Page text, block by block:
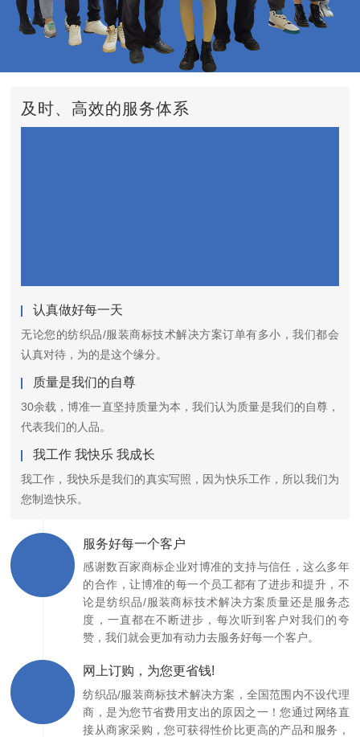
及时、高效的服务体系
认真做好每一天
无论您的纺织品/服装商标技术解决方案订单有多小，我们都会
认真对待，为的是这个缘分。
质量是我们的自尊
30余载，博准一直坚持质量为本，我们认为质量是我们的自尊，
代表我们的人品。
我工作 我快乐 我成长
我工作，我快乐是我们的真实写照，因为快乐工作，所以我们为
您制造快乐。
服务好每一个客户
感谢数百家商标企业对博准的支持与信任，这么多年
的合作，让博准的每一个员工都有了进步和提升，不
论是纺织品/服装商标技术解决方案质量还是服务态
度，一直都在不断进步，每次听到客户对我们的夸
赞，我们就会更加有动力去服务好每一个客户。
网上订购，为您更省钱!
纺织品/服装商标技术解决方案，全国范围内不设代理
商，是为您节省费用支出的原因之一！您通过网络直
接从商家采购，您可获得性价比更高的产品和服务，